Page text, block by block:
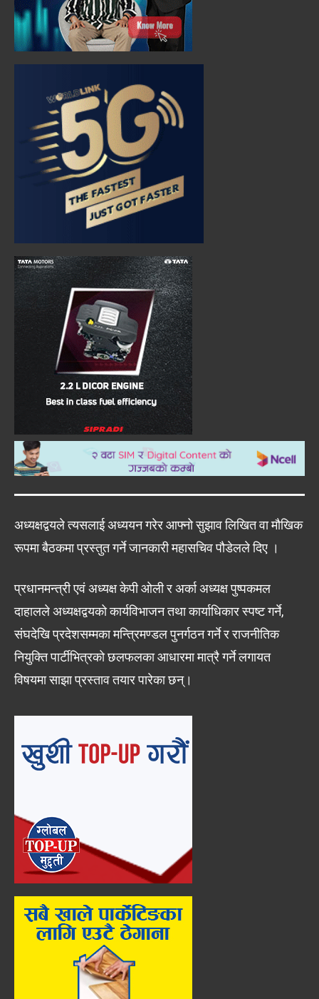
अध्यक्षद्वयले त्यसलाई अध्ययन गरेर आफ्नो सुझाव लिखित वा मौखिक
रूपमा बैठकमा प्रस्तुत गर्ने जानकारी महासचिव पौडेलले दिए ।
प्रधानमन्त्री एवं अध्यक्ष केपी ओली र अर्का अध्यक्ष पुष्पकमल
दाहालले अध्यक्षद्वयको कार्यविभाजन तथा कार्याधिकार स्पष्ट गर्ने,
संघदेखि प्रदेशसम्मका मन्त्रिमण्डल पुनर्गठन गर्ने र राजनीतिक
नियुक्ति पार्टीभित्रको छलफलका आधारमा मात्रै गर्ने लगायत
विषयमा साझा प्रस्ताव तयार पारेका छन्।